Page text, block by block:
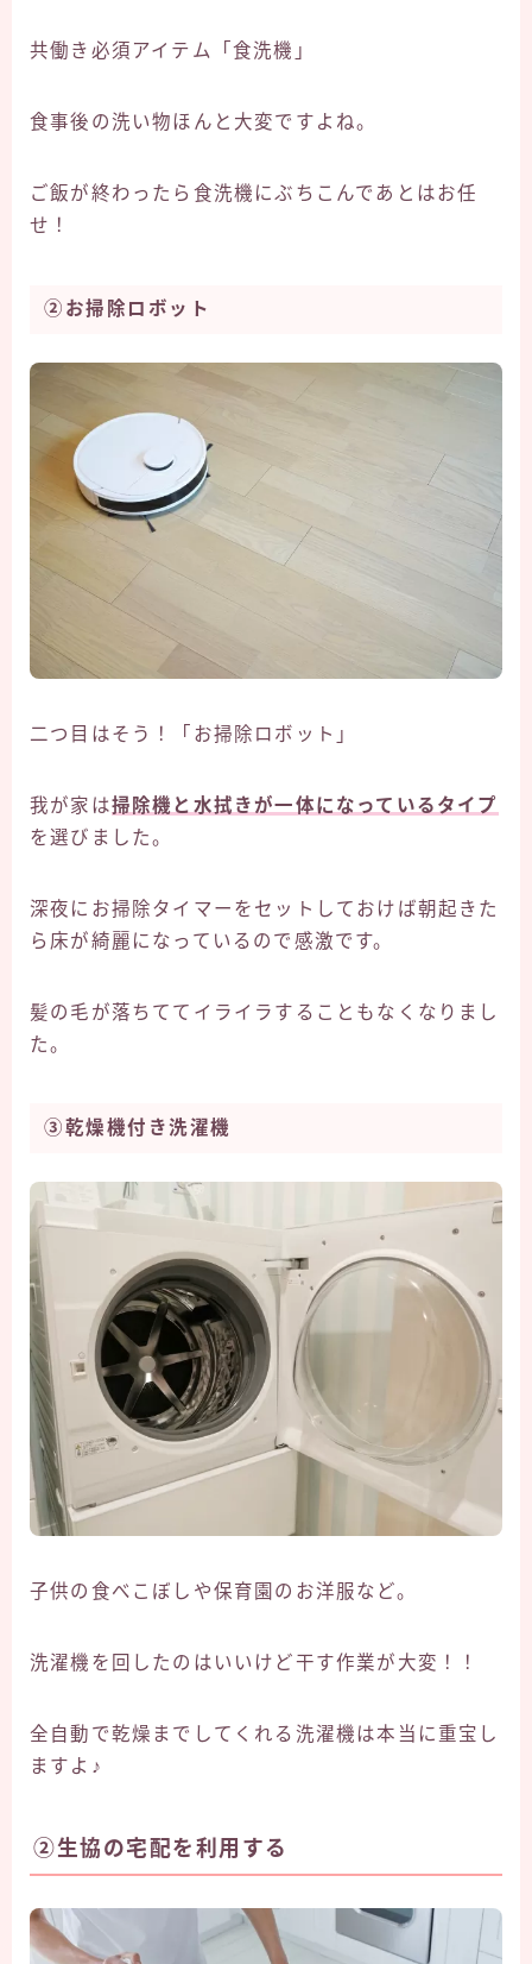
共働き必須アイテム「食洗機」
食事後の洗い物ほんと大変ですよね。
ご飯が終わったら食洗機にぶちこんであとはお任
せ！
②お掃除ロボット
二つ目はそう！「お掃除ロボット」
我が家は掃除機と水拭きが一体になっているタイプ
を選びました。
深夜にお掃除タイマーをセットしておけば朝起きた
ら床が綺麗になっているので感激です。
髪の毛が落ちててイライラすることもなくなりまし
た。
③乾燥機付き洗濯機
子供の食べこぼしや保育園のお洋服など。
洗濯機を回したのはいいけど干す作業が大変！！
全自動で乾燥までしてくれる洗濯機は本当に重宝し
ますよ♪
②生協の宅配を利用する